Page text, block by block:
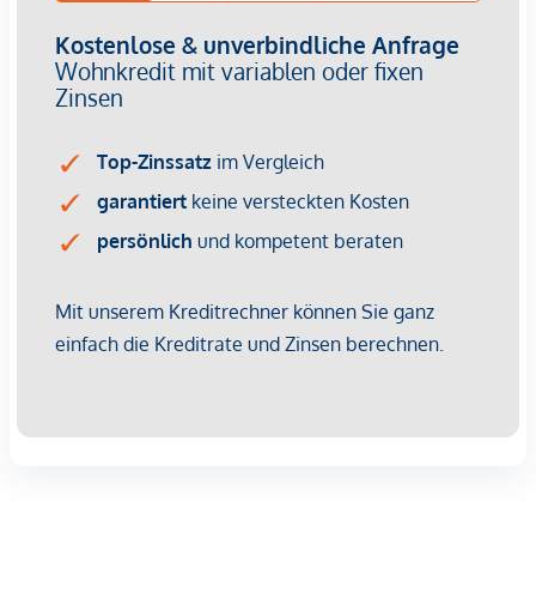
Die Höhe der Betriebskosten und Rücklagen sind noch nicht
bekannt.
von EUR 337.000,- bis EUR 916.000,- netto zzgl. 20% USt.
Provisionsfrei für den Käufer!
Fertigstellung: bereits erfolgt
Bei diesem Angebot handelt es sich um eine
Vorsorgewohnung, die zu Vermietungszwecken erworben